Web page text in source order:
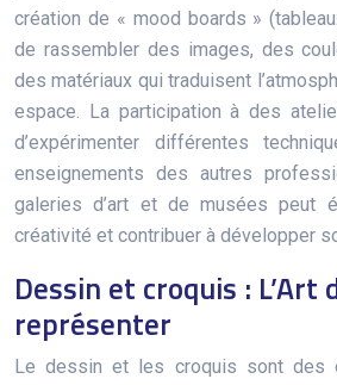
création de « mood boards »
de rassembler des images, des
des matériaux qui traduisent
espace. La participation à des
d’expérimenter différentes
enseignements des autres
galeries d’art et de musées peut
créativité et contribuer à développer
Dessin et croquis : L’Art
représenter
Le dessin et les croquis sont des